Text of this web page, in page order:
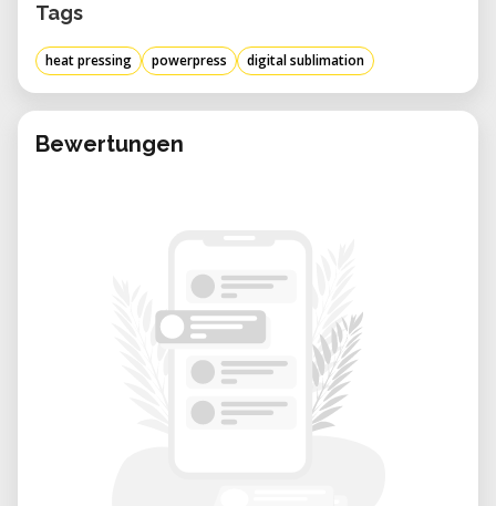
Tags
heat pressing powerpress digital sublimation
Bewertungen